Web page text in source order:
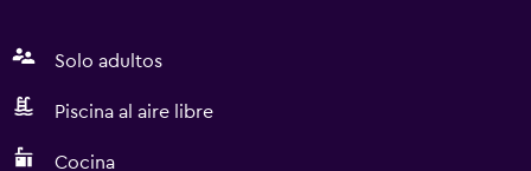
Solo adultos
Piscina al aire libre
Cocina